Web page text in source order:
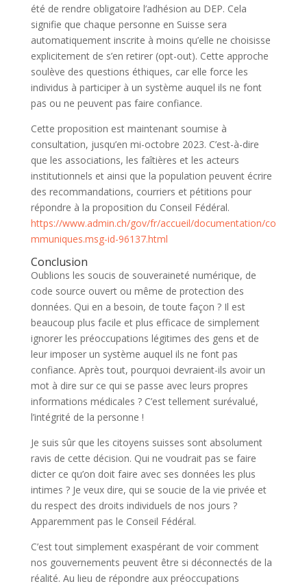
été de rendre obligatoire l’adhésion au DEP. Cela
signifie que chaque personne en Suisse sera
automatiquement inscrite à moins qu’elle ne choisisse
explicitement de s’en retirer (opt-out). Cette approche
soulève des questions éthiques, car elle force les
individus à participer à un système auquel ils ne font
pas ou ne peuvent pas faire confiance.
Cette proposition est maintenant soumise à
consultation, jusqu’en mi-octobre 2023. C’est-à-dire
que les associations, les faîtières et les acteurs
institutionnels et ainsi que la population peuvent écrire
des recommandations, courriers et pétitions pour
répondre à la proposition du Conseil Fédéral.
https://www.admin.ch/gov/fr/accueil/documentation/co
mmuniques.msg-id-96137.html
Conclusion
Oublions les soucis de souveraineté numérique, de
code source ouvert ou même de protection des
données. Qui en a besoin, de toute façon ? Il est
beaucoup plus facile et plus efficace de simplement
ignorer les préoccupations légitimes des gens et de
leur imposer un système auquel ils ne font pas
confiance. Après tout, pourquoi devraient-ils avoir un
mot à dire sur ce qui se passe avec leurs propres
informations médicales ? C’est tellement surévalué,
l’intégrité de la personne !
Je suis sûr que les citoyens suisses sont absolument
ravis de cette décision. Qui ne voudrait pas se faire
dicter ce qu’on doit faire avec ses données les plus
intimes ? Je veux dire, qui se soucie de la vie privée et
du respect des droits individuels de nos jours ?
Apparemment pas le Conseil Fédéral.
C’est tout simplement exaspérant de voir comment
nos gouvernements peuvent être si déconnectés de la
réalité. Au lieu de répondre aux préoccupations